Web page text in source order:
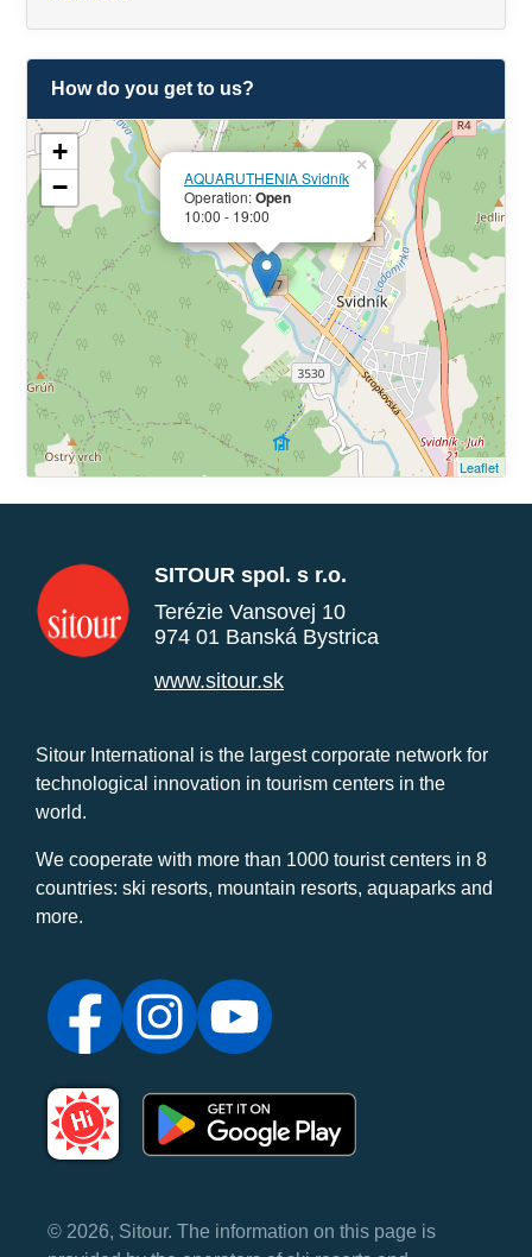
How do you get to us?
AQUARUTHENIA Svidník
Operation:Open
10:00 - 19:00
×
+
−
Leaflet
SITOUR spol. s r.o.
Terézie Vansovej 10
974 01 Banská Bystrica
www.sitour.sk
Sitour International is the largest corporate network for
technological innovation in tourism centers in the
world.
We cooperate with more than 1000 tourist centers in 8
countries: ski resorts, mountain resorts, aquaparks and
more.
© 2026, Sitour. The information on this page is